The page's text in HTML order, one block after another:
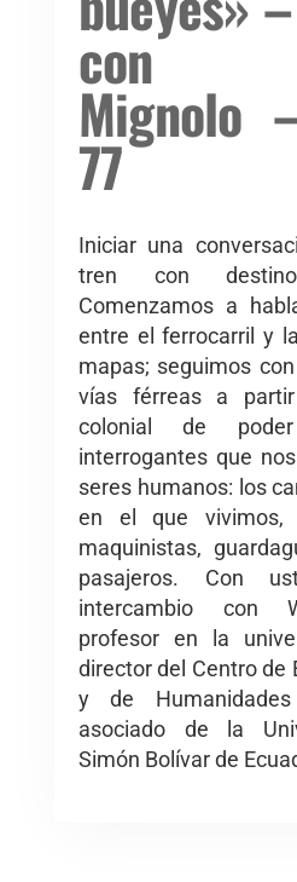
con
Mignolo
77
Iniciar una
tren con destino
Comenzamos a
entre el ferrocarril y
mapas; seguimos
vías férreas a
colonial de
interrogantes que
seres humanos: los
en el que vivimos,
maquinistas,
pasajeros. Con
intercambio con
profesor en la
director del Centro de
y de
asociado de la
Simón Bolívar de